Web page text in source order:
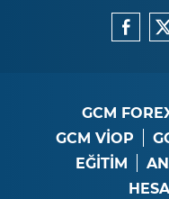
GCM
GCM VİOP
EĞİTİM